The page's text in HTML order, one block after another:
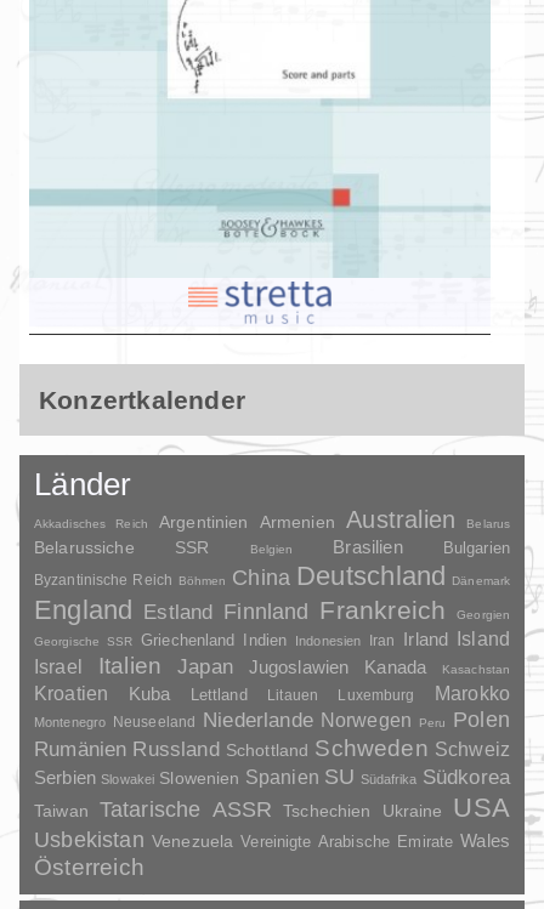
Konzertkalender
Länder
Akkadisches Reich Argentinien Armenien Australien Belarus
Belarussiche SSR Belgien Brasilien Bulgarien
Byzantinische Reich Böhmen China Deutschland Dänemark
England Estland Finnland Frankreich
Georgien
Georgische SSR
Griechenland Indien Indonesien Iran Irland
Island
Israel
Italien Japan Jugoslawien Kanada Kasachstan
Kroatien Kuba Lettland Litauen Luxemburg Marokko
Montenegro Neuseeland Niederlande Norwegen Peru
Polen
Rumänien Russland Schottland Schweden Schweiz
Serbien Slowakei Slowenien Spanien SU Südafrika Südkorea
Taiwan Tatarische ASSR Tschechien Ukraine USA
Usbekistan Venezuela Vereinigte Arabische Emirate Wales
Österreich